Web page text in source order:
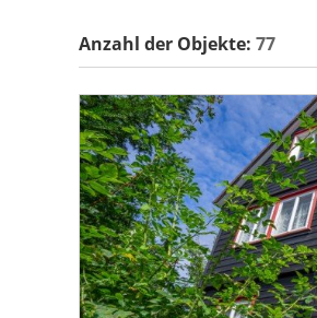
Anzahl der Objekte: 77